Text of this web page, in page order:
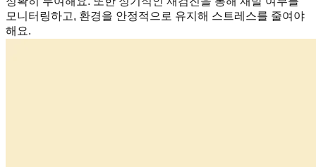
모니터링하고, 환경을 안정적으로 유지해 스트레스를 줄여야
해요.